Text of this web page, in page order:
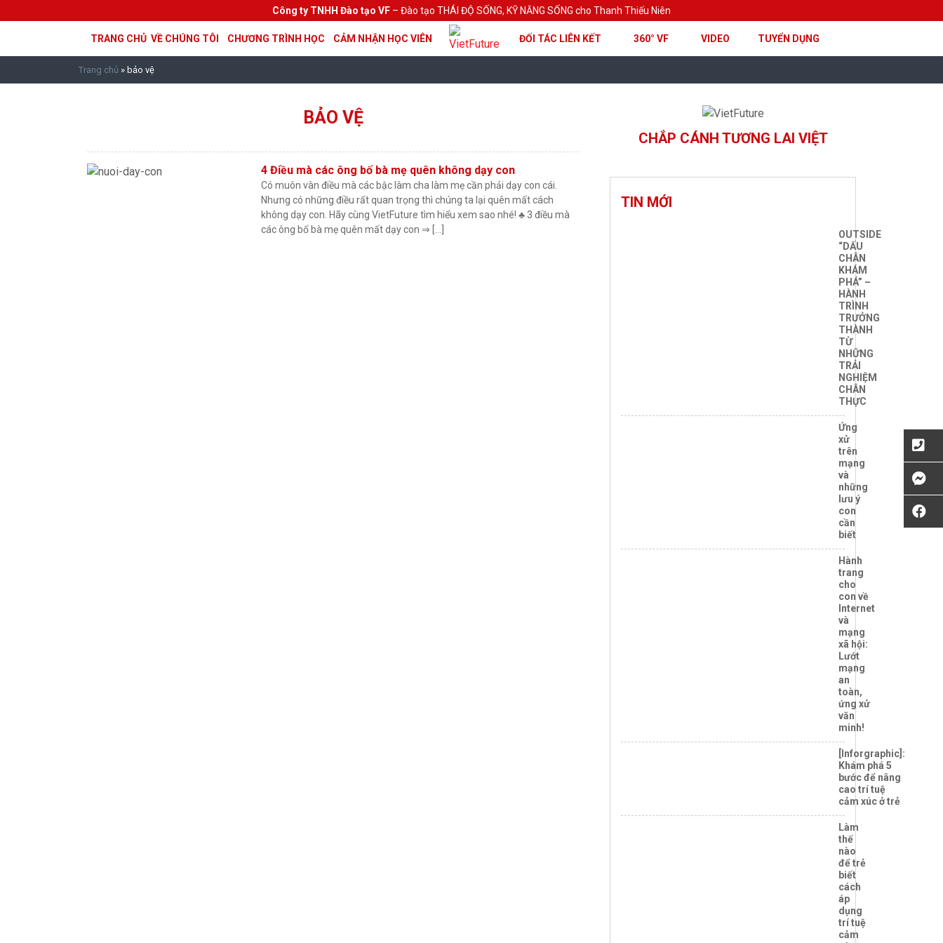
Công ty TNHH Đào tạo VF – Đào tạo THÁI ĐỘ SỐNG, KỸ NĂNG SỐNG cho Thanh Thiếu Niên
TRANG CHỦ VỀ CHÚNG TÔI CHƯƠNG TRÌNH HỌC CẢM NHẬN HỌC VIÊN ĐỐI TÁC LIÊN KẾT 360° VF VIDEO TUYỂN DỤNG
Trang chủ » bảo vệ
BẢO VỆ
4 Điều mà các ông bố bà mẹ quên không dạy con
Có muôn vàn điều mà các bậc làm cha làm mẹ cần phải dạy con cái.
Nhưng có những điều rất quan trọng thì chúng ta lại quên mất cách
không dạy con. Hãy cùng VietFuture tìm hiểu xem sao nhé! ♣ 3 điều mà
các ông bố bà mẹ quên mất dạy con ⇒ […]
CHẮP CÁNH TƯƠNG LAI VIỆT
TIN MỚI
OUTSIDE
“DẤU
CHÂN
KHÁM
PHÁ” –
HÀNH
TRÌNH
TRƯỞNG
THÀNH
TỪ
NHỮNG
TRẢI
NGHIỆM
CHÂN
THỰC
Ứng
xử
trên
mạng
và
những
lưu ý
con
cần
biết
Hành
trang
cho
con về
Internet
và
mạng
xã hội:
Lướt
mạng
an
toàn,
ứng xử
văn
minh!
[Inforgraphic]:
Khám phá 5
bước để nâng
cao trí tuệ
cảm xúc ở trẻ
Làm
thế
nào
để trẻ
biết
cách
áp
dụng
trí tuệ
cảm